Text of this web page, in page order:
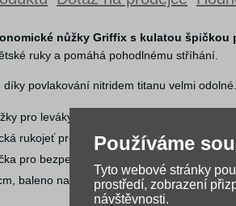
nůžky Griffix s kulatou špičkou
ruky a pomáhá pohodlnému stříhání.
díky povlakování nitridem titanu velmi
pro leváky
rukojeť pro správný úchop
pro bezpečnější práci
baleno na blistru
Používáme
Tyto webové stránky
prostředí, zobrazení
návštěvnosti.